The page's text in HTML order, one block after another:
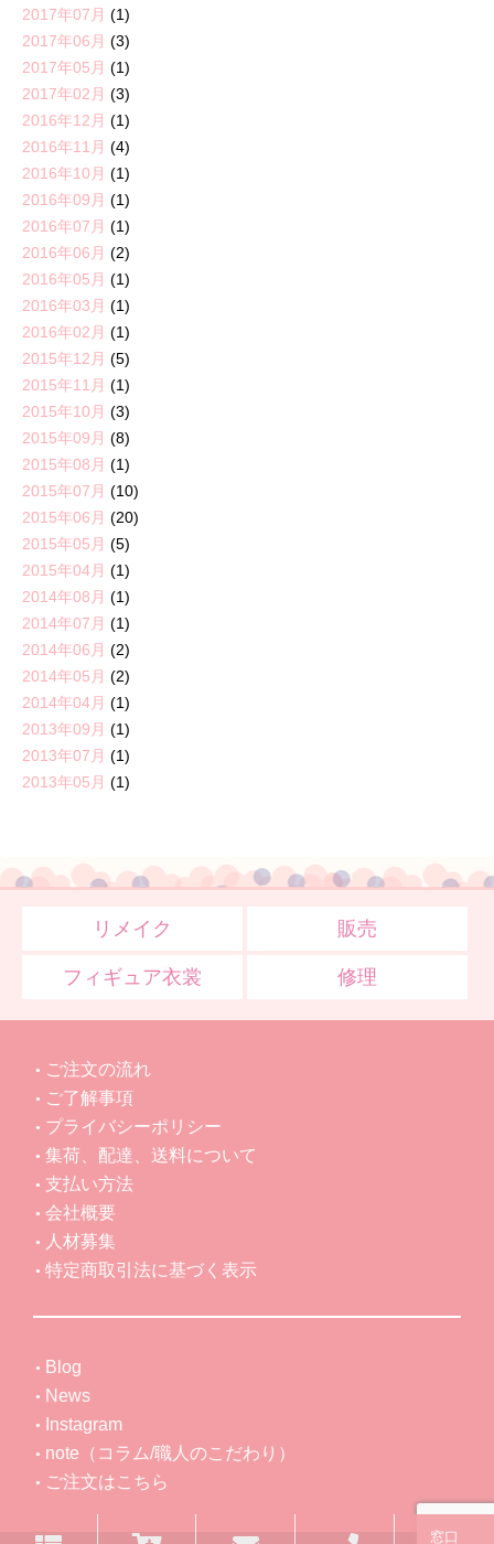
2017年07月 (1)
2017年06月 (3)
2017年05月 (1)
2017年02月 (3)
2016年12月 (1)
2016年11月 (4)
2016年10月 (1)
2016年09月 (1)
2016年07月 (1)
2016年06月 (2)
2016年05月 (1)
2016年03月 (1)
2016年02月 (1)
2015年12月 (5)
2015年11月 (1)
2015年10月 (3)
2015年09月 (8)
2015年08月 (1)
2015年07月 (10)
2015年06月 (20)
2015年05月 (5)
2015年04月 (1)
2014年08月 (1)
2014年07月 (1)
2014年06月 (2)
2014年05月 (2)
2014年04月 (1)
2013年09月 (1)
2013年07月 (1)
2013年05月 (1)
窓口
リメイク 販売
フィギュア衣裳 修理
ご注文の流れ
ご了解事項
プライバシーポリシー
集荷、配達、送料について
支払い方法
会社概要
人材募集
特定商取引法に基づく表示
Blog
News
Instagram
note（コラム/職人のこだわり）
ご注文はこちら